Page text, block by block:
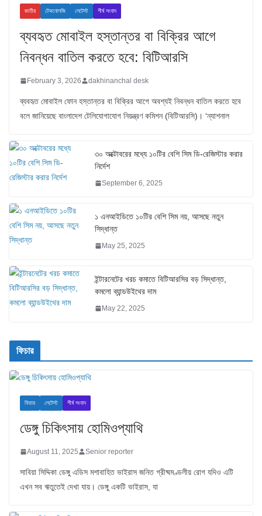
জাতীয় টেকনোলজি লেটেস্ট শীর্ষ সংবাদ
ব্যবহৃত মোবাইল হস্তান্তর বা বিক্রির আগে
নিবন্ধন বাতিল করতে হবে: বিটিআরসি
February 3, 2026 dakhinanchal desk
ব্যবহৃত মোবাইল ফোন হস্তান্তর বা বিক্রির আগে অবশ্যই নিবন্ধন বাতিল করতে হবে
বলে জানিয়েছে বাংলাদেশ টেলিযোগাযোগ নিয়ন্ত্রণ কমিশন (বিটিআরসি)। ‘ন্যাশনাল
৩০ অক্টোবরের মধ্যে ১০টির বেশি সিম ডি-রেজিস্টার করার
নির্দেশ
September 6, 2025
১ এনআইডিতে ১০টির বেশি সিম নয়, আসছে নতুন
সিদ্ধান্ত
May 25, 2025
ইন্টারনেটের খরচ কমাতে বিটিআরসির বড় সিদ্ধান্ত,
কমলো ব্যান্ডউইথের দাম
May 22, 2025
ফিচার
ফিচার লেটেস্ট শীর্ষ সংবাদ
ডেঙ্গু চিকিৎসায় হোমিওপ্যাথি
August 11, 2025 Senior reporter
সাবিয়া সিদ্দিকা ডেঙ্গু এডিস মশাবাহিত ভাইরাস জনিত গ্রীষ্মমণ্ডলীয় রোগ যদিও এটি
এখন সব ঋতুতেই দেখা যায়। ডেঙ্গু একটি ভাইরাস, যা